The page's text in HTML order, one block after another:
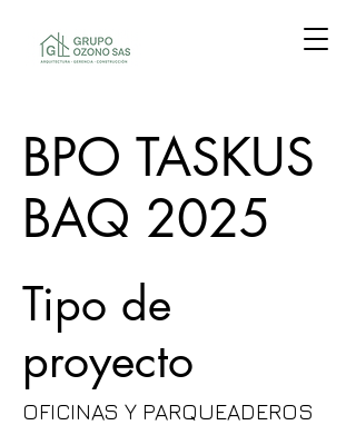
BPO TASKUS
BAQ 2025
Tipo de
proyecto
OFICINAS Y PARQUEADEROS